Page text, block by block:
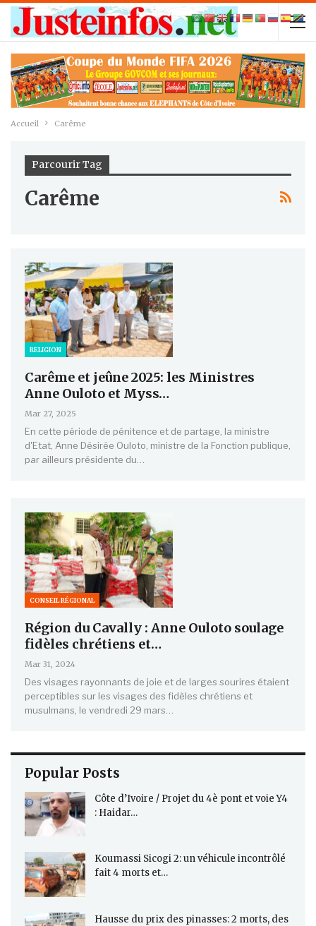
Accueil Carême
Parcourir Tag
Carême
RELIGION
Carême et jeûne 2025: les Ministres
Anne Ouloto et Myss…
Mar 27, 2025
En cette période de pénitence et de partage, la ministre
d'Etat, Anne Désirée Ouloto, ministre de la Fonction publique,
par ailleurs présidente du…
CONSEIL RÉGIONAL
Région du Cavally : Anne Ouloto soulage
fidèles chrétiens et…
Mar 31, 2024
Des visages rayonnants de joie et de larges sourires étaient
perceptibles sur les visages des fidèles chrétiens et
musulmans, le vendredi 29 mars…
Popular Posts
Côte d’Ivoire / Projet du 4è pont et voie Y4
: Haidar…
Koumassi Sicogi 2: un véhicule incontrôlé
fait 4 morts et…
Hausse du prix des pinasses: 2 morts, des